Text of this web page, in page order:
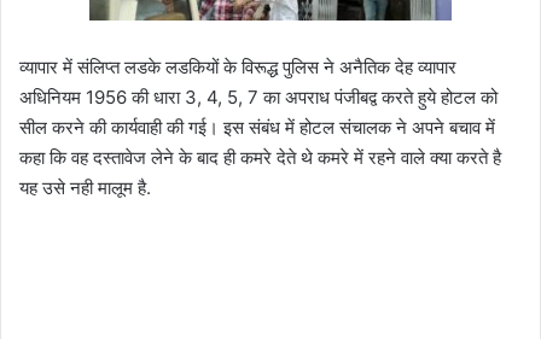
व्यापार में संलिप्त लडके लडकियों के विरूद्ध पुलिस ने अनैतिक देह व्यापार
अधिनियम 1956 की धारा 3, 4, 5, 7 का अपराध पंजीबद्व करते हुये होटल को
सील करने की कार्यवाही की गई। इस संबंध में होटल संचालक ने अपने बचाव में
कहा कि वह दस्तावेज लेने के बाद ही कमरे देते थे कमरे में रहने वाले क्या करते है
यह उसे नही मालूम है.